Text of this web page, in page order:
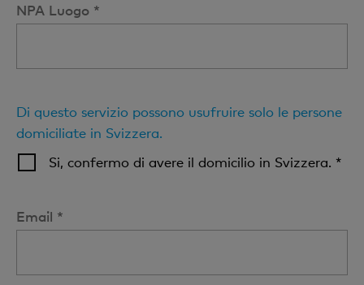
NPA Luogo *
Di questo servizio possono usufruire solo le persone
domiciliate in Svizzera.
Si, confermo di avere il domicilio in Svizzera. *
Email *